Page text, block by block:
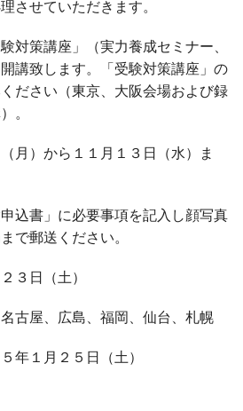
させていただきます。
対策講座」（実力養成セミナー、
講致します。「受験対策講座」の
ださい（東京、大阪会場および録
。
月）から１１月１３日（水）ま
込書」に必要事項を記入し顔写真
で郵送ください。
３日（土）
古屋、広島、福岡、仙台、札幌
年１月２５日（土）